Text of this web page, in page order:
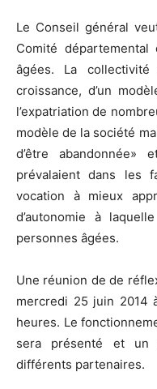
Le Conseil général
Comité
âgées. La
croissance, d’un
l’expatriation de
modèle de la société
d’être
prévalaient dans les
vocation à mieux
d’autonomie à
personnes âgées.
Une réunion de de
mercredi 25 juin 2014
heures. Le
sera présenté et un
différents partenaires.